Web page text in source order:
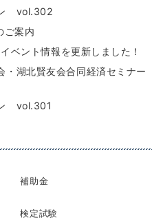
ン vol.302
ご案内
ント情報を更新しました！
・湖北賢友会合同経済セミナー
vol.301
補助金
検定試験